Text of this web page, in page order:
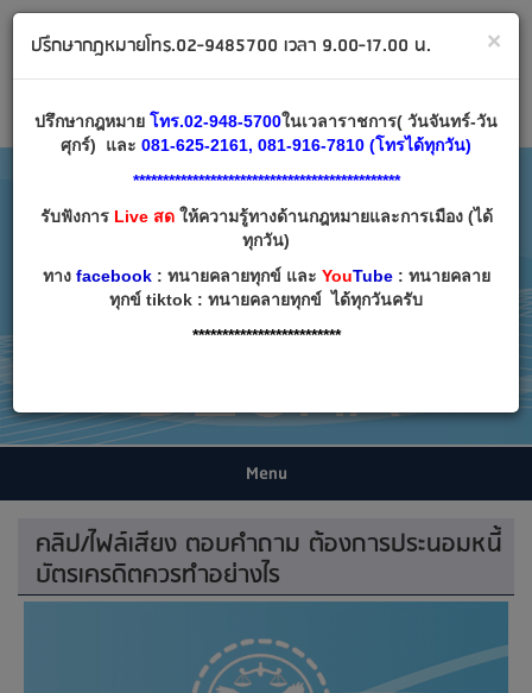
Email:decha007@decha.com
เข้าสู่ระบบ สมัครสมาชิก
Menu
คลิป/ไฟล์เสียง ตอบคำถาม ต้องการประนอมหนี้
บัตรเครดิตควรทำอย่างไร
×
ปรึกษากฎหมายโทร.02-9485700 เวลา 9.00-17.00 น.
ปรึกษากฎหมาย โทร.02-948-5700ในเวลาราชการ( วันจันทร์-วัน
ศุกร์) และ 081-625-2161, 081-916-7810 (โทรได้ทุกวัน)
*********************************************
รับฟังการLive สดให้ความรู้ทางด้านกฎหมายและการเมือง (ได้
ทุกวัน)
ทาง facebook: ทนายคลายทุกข์ และ YouTube: ทนายคลาย
ทุกข์ tiktok : ทนายคลายทุกข์ ได้ทุกวันครับ
*************************